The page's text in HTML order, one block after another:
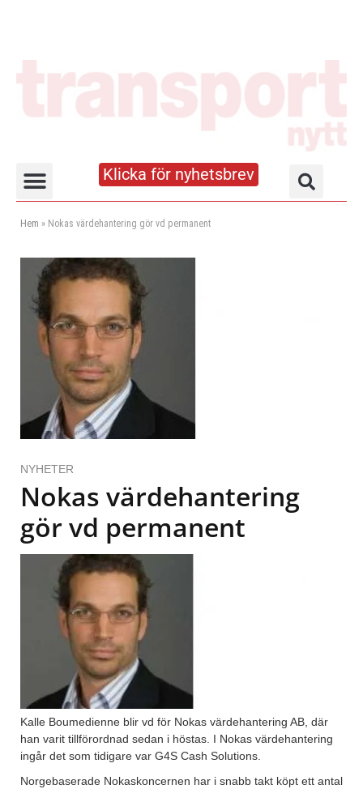
Klicka för nyhetsbrev
Hem » Nokas värdehantering gör vd permanent
NYHETER
Nokas värdehantering
gör vd permanent
Kalle Boumedienne blir vd för Nokas värdehantering AB, där
han varit tillförordnad sedan i höstas. I Nokas värdehantering
ingår det som tidigare var G4S Cash Solutions.
Norgebaserade Nokaskoncernen har i snabb takt köpt ett antal